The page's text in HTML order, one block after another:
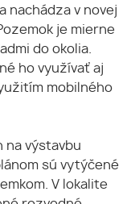
nachádza v novej
je mierne
do okolia.
ho využívať aj
mobilného
na výstavbu
sú vytýčené
V lokalite